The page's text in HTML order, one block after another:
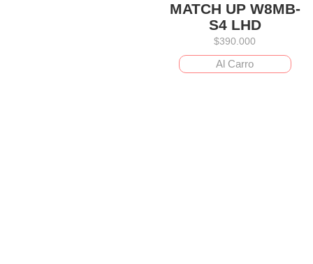
MATCH UP W8MB-
S4 LHD
$390.000
Al Carro